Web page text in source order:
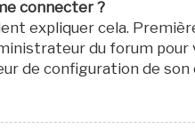
connecter ?
expliquer cela.
du forum pour
de configuration de son